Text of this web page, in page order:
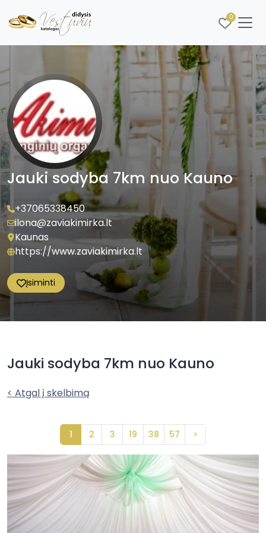
0
Jauki sodyba 7km nuo Kauno
+37065338450
ilona@zaviakimirka.lt
Kaunas
https://www.zaviakimirka.lt
Įsiminti
Jauki sodyba 7km nuo Kauno
< Atgal į skelbimą
1 2 3 19 38 57 >